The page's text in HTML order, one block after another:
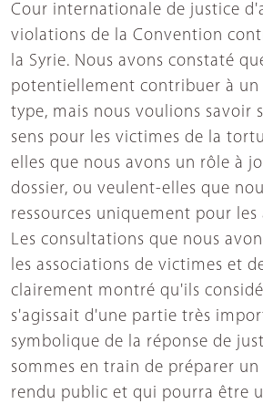
Cour internationale de justice
violations de la Convention
la Syrie. Nous avons constaté
potentiellement contribuer à un
type, mais nous voulions savoir
sens pour les victimes de la
elles que nous avons un rôle à
dossier, ou veulent-elles que
ressources uniquement pour les
Les consultations que nous
les associations de victimes et
clairement montré qu'ils
s'agissait d'une partie très
symbolique de la réponse de
sommes en train de préparer
rendu public et qui pourra être